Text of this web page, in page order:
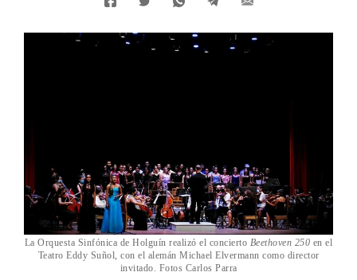
La Orquesta Sinfónica de Holguín realizó el concierto Beethoven 250 en el
Teatro Eddy Suñol, con el alemán Michael Elvermann como director
invitado. Fotos Carlos Parra